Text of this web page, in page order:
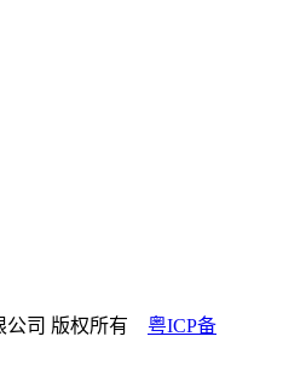
公司 版权所有 粤ICP备